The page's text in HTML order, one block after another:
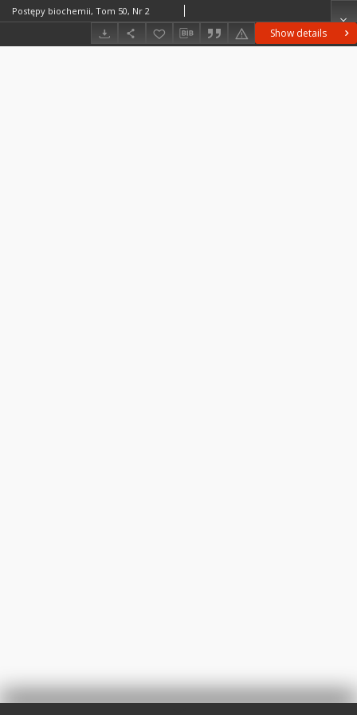
Show details
Postępy biochemii, Tom 50, Nr 2